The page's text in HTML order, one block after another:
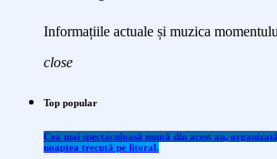
Informațiile actuale și muzica
close
Top popular
Cea mai spectaculoasă nuntă din acest an,
noaptea trecută pe litoral.